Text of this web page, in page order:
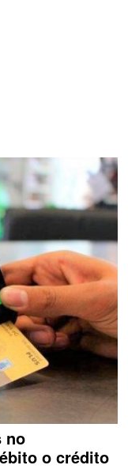
no
o crédito